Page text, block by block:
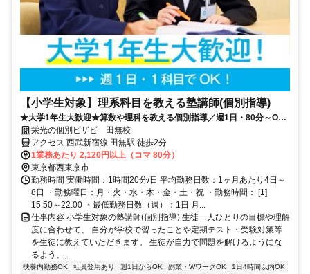
【小学生対象】理系科目を教える塾講師(個別指導)
★大学1年生大歓迎★算数や理科を教える個別指導／週1日・80分～OK♪
大学生活躍中！
栄光の個別ビザビ 田無校
アクセス 西武新宿線 田無駅 徒歩2分
1業務あたり 2,120円以上（コマ 80分）
東京都西東京市
勤務時間 実働時間：1時間20分/日 平均勤務日数：1ヶ月あたり4日～
8日 ・勤務曜日：月・火・水・木・金・土・祝 ・勤務時間： [1]
15:50～22:00 ・最低勤務日数（週）：1日 月...
仕事内容 小学生対象の塾講師(個別指導) 生徒一人ひとりの目標や理解
度に合わせて、 自分が学校で習ったことや定期テスト・受験対策等
を生徒に教えていただきます。 生徒が自力で問題を解けるようにな
るよう、...
扶養内勤務OK 社員登用あり 週1日からOK 副業・WワークOK
1日4時間以内OK